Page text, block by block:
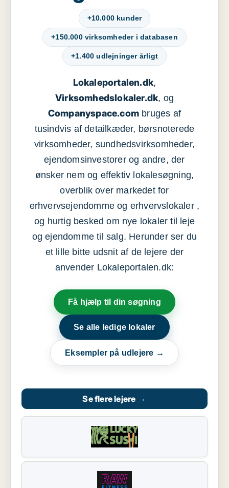
+10.000 kunder
+150.000 virksomheder i databasen
+1.400 udlejninger årligt
Lokaleportalen.dk,
Virksomhedslokaler.dk, og
Companyspace.com bruges af
tusindvis af detailkæder, børsnoterede
virksomheder, sundhedsvirksomheder,
ejendomsinvestorer og andre, der
ønsker nem og effektiv lokalesøgning,
overblik over markedet for
erhvervsejendomme og erhvervslokaler ,
og hurtig besked om nye lokaler til leje
og ejendomme til salg. Herunder ser du
et lille bitte udsnit af de lejere der
anvender Lokaleportalen.dk:
Få hjælp til din søgning
Se alle ledige lokaler
Eksempler på udlejere →
Se flere lejere →